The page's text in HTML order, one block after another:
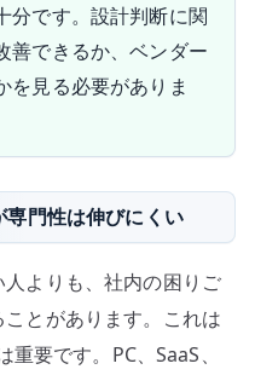
分です。設計判断に関
善できるか、ベンダー
を見る必要がありま
門性は伸びにくい
よりも、社内の困りご
とがあります。これは
要です。PC、SaaS、